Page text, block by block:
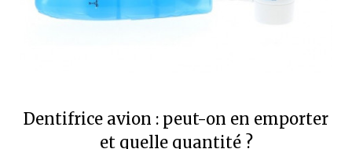
Dentifrice avion : peut-on en emporter
et quelle quantité ?